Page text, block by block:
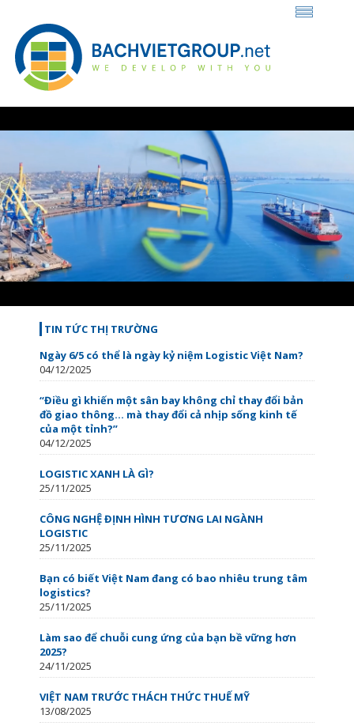
46.27%
TIN TỨC THỊ TRƯỜNG
Ngày 6/5 có thể là ngày kỷ niệm Logistic Việt Nam?
04/12/2025
“Điều gì khiến một sân bay không chỉ thay đổi bản
đồ giao thông… mà thay đổi cả nhịp sống kinh tế
của một tỉnh?”
04/12/2025
LOGISTIC XANH LÀ GÌ?
25/11/2025
CÔNG NGHỆ ĐỊNH HÌNH TƯƠNG LAI NGÀNH
LOGISTIC
25/11/2025
Bạn có biết Việt Nam đang có bao nhiêu trung tâm
logistics?
25/11/2025
Làm sao để chuỗi cung ứng của bạn bề vững hơn
2025?
24/11/2025
VIỆT NAM TRƯỚC THÁCH THỨC THUẾ MỸ
13/08/2025